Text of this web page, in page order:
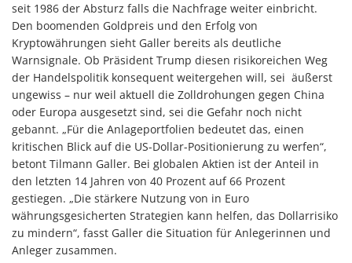
seit 1986 der Absturz falls die Nachfrage weiter einbricht.
Den boomenden Goldpreis und den Erfolg von
Kryptowährungen sieht Galler bereits als deutliche
Warnsignale. Ob Präsident Trump diesen risikoreichen Weg
der Handelspolitik konsequent weitergehen will, sei äußerst
ungewiss – nur weil aktuell die Zolldrohungen gegen China
oder Europa ausgesetzt sind, sei die Gefahr noch nicht
gebannt. „Für die Anlageportfolien bedeutet das, einen
kritischen Blick auf die US-Dollar-Positionierung zu werfen“,
betont Tilmann Galler. Bei globalen Aktien ist der Anteil in
den letzten 14 Jahren von 40 Prozent auf 66 Prozent
gestiegen. „Die stärkere Nutzung von in Euro
währungsgesicherten Strategien kann helfen, das Dollarrisiko
zu mindern“, fasst Galler die Situation für Anlegerinnen und
Anleger zusammen.